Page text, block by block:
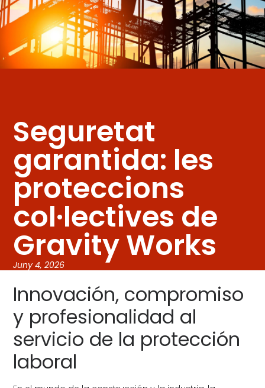
Seguretat
garantida: les
proteccions
col·lectives de
Gravity Works
Juny 4, 2026
Innovación, compromiso
y profesionalidad al
servicio de la protección
laboral